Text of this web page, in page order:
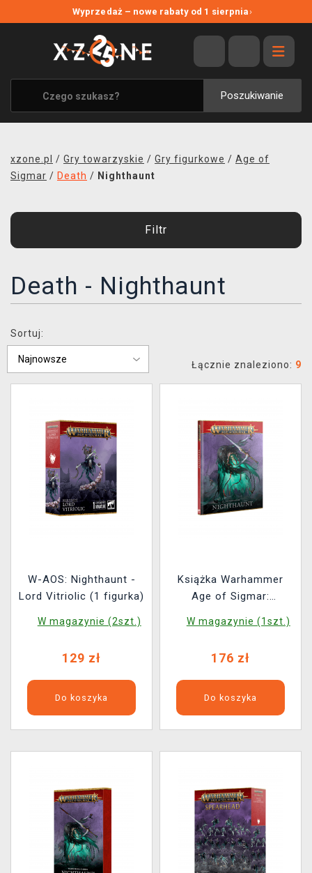
Wyprzedaż – nowe rabaty od 1 sierpnia›
Poszukiwanie
WYPRZEDAŻ
WSZYSTKIE MARKI
XZONE ORIGINALS
UBRANIA I AKCESORIA
SOUNDTRACKI
TRANSPORT
XZONE KLUB
xzone.pl / Gry towarzyskie / Gry figurkowe / Age of
Sigmar / Death / Nighthaunt
Filtr
Death - Nighthaunt
Sortuj:
Łącznie znaleziono: 9
W-AOS: Nighthaunt -
Lord Vitriolic (1 figurka)
W magazynie (2szt.)
129 zł
Do koszyka
Książka Warhammer
Age of Sigmar:
(2025)
W magazynie (1szt.)
176 zł
Do koszyka